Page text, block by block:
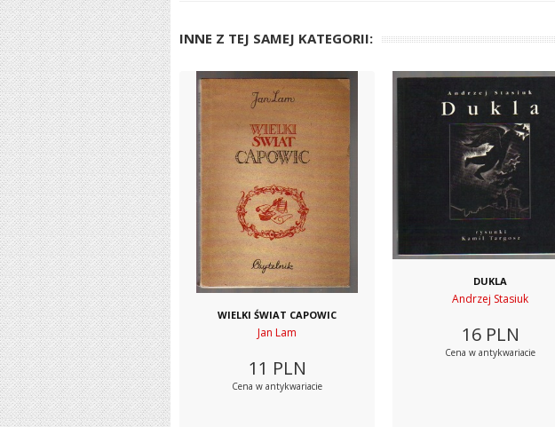
INNE Z TEJ SAMEJ KATEGORII:
WIELKI ŚWIAT CAPOWIC
Jan Lam
11 PLN
Cena w antykwariacie
DUKLA
Andrzej Stasiuk
16 PLN
Cena w antykwariacie